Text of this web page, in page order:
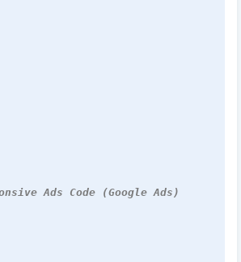
Ads Code (Google Ads)